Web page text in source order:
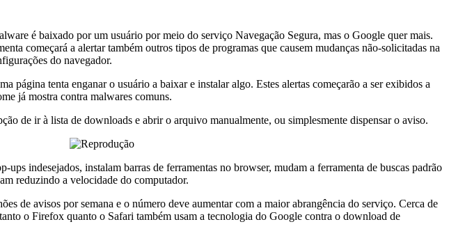
é baixado por um usuário por meio do serviço Navegação Segura, mas o Google quer mais.
começará a alertar também outros tipos de programas que causem mudanças não-solicitadas na
do navegador.
página tenta enganar o usuário a baixar e instalar algo. Estes alertas começarão a ser exibidos a
já mostra contra malwares comuns.
de ir à lista de downloads e abrir o arquivo manualmente, ou simplesmente dispensar o aviso.
indesejados, instalam barras de ferramentas no browser, mudam a ferramenta de buscas padrão
reduzindo a velocidade do computador.
de avisos por semana e o número deve aumentar com a maior abrangência do serviço. Cerca de
o Firefox quanto o Safari também usam a tecnologia do Google contra o download de